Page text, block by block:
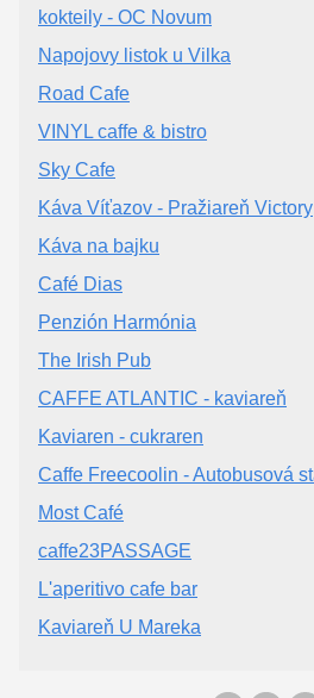
kokteily - OC Novum
Napojovy listok u Vilka
Road Cafe
VINYL caffe & bistro
Sky Cafe
Káva Víťazov - Pražiareň Victory
Káva na bajku
Café Dias
Penzión Harmónia
The Irish Pub
CAFFE ATLANTIC - kaviareň
Kaviaren - cukraren
Caffe Freecoolin - Autobusová
Most Café
caffe23PASSAGE
L'aperitivo cafe bar
Kaviareň U Mareka